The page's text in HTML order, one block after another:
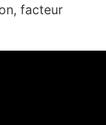
facteur